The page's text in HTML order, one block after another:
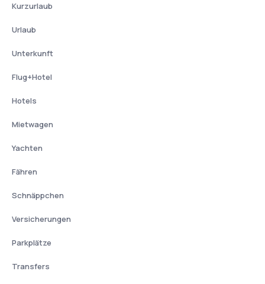
Kurzurlaub
Urlaub
Unterkunft
Flug+Hotel
Hotels
Mietwagen
Yachten
Fähren
Schnäppchen
Versicherungen
Parkplätze
Transfers